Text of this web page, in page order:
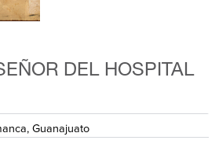
DEL HOSPITAL
Guanajuato